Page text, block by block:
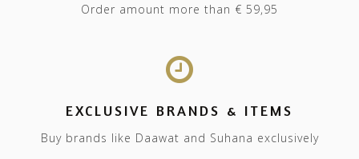
Order amount more than € 59,95
EXCLUSIVE BRANDS & ITEMS
Buy brands like Daawat and Suhana exclusively